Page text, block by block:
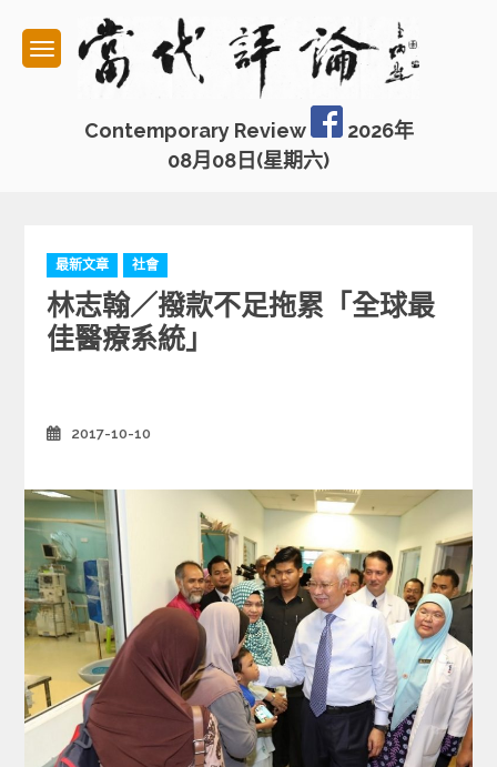
content
Contemporary Review
2026年
08月08日(星期六)
C
a
t
e
g
i
e
最新文章 社會
林志翰／撥款不足拖累「全球最
佳醫療系統」
2017-10-10